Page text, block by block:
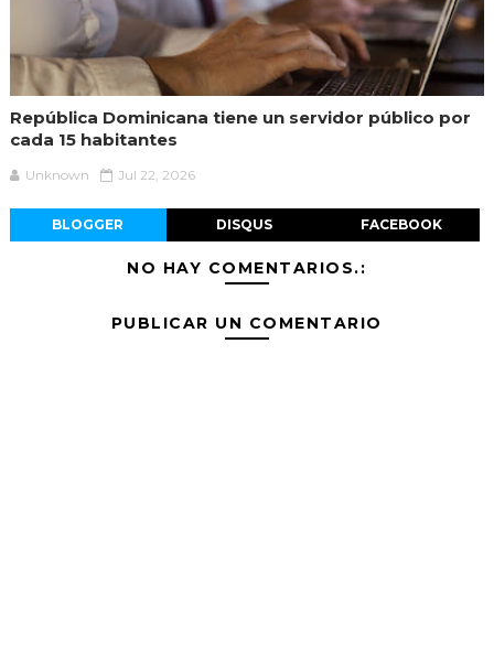
República Dominicana tiene un servidor público por
cada 15 habitantes
Unknown Jul 22, 2026
BLOGGER DISQUS FACEBOOK
NO HAY COMENTARIOS.:
PUBLICAR UN COMENTARIO